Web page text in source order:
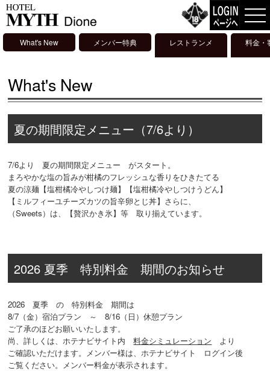
What's New メンバー特典
レストランメ
ニュー
料金・
報
What's New
夏の期間限定メニュー（7/6より）
7/6より 夏の期間限定メニュー がスタート。
まろやかな塩の旨みが柑橘のフレッシュな香りをひきたてる
夏の涼麺【塩柑橘冷やしつけ麺】【塩柑橘冷やしつけうどん】
【ミルフィーユチーズカツの旨辛卵とじ丼】さらに、
（Sweets）は、【贅沢かき氷】等 取り揃えています。
2026 夏季 特別料金 期間のお知らせ
2026 夏季 の 特別料金 期間は
8/7（金）宿泊プラン ～ 8/16（日）休憩プラン
ご了承のほどお願いいたします。
尚、詳しくは、ホテナビサイト内料金シミュレーション より
ご確認いただけます。メンバー様は、ホテナビサイト ログイン後
ご覧ください。メンバー料金が表示されます。